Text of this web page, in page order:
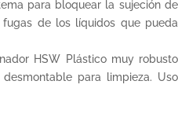
para bloquear la sujeción de
de los líquidos que pueda
HSW Plástico muy robusto
para limpieza. Uso